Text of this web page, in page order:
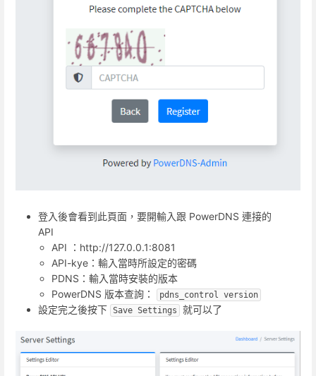
登入後會看到此頁面，要開輸入跟 PowerDNS 連接的
API
API ：http://127.0.0.1:8081
API-kye：輸入當時所設定的密碼
PDNS：輸入當時安裝的版本
PowerDNS 版本查詢：
pdns_control version
設定完之後按下 Save Settings 就可以了